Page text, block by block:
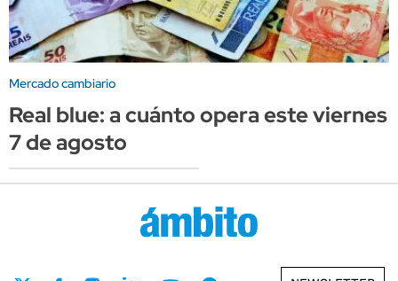
Mercado cambiario
Real blue: a cuánto opera este viernes
7 de agosto